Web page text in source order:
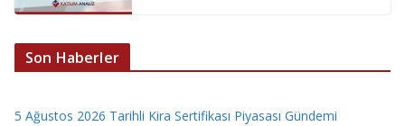
Son Haberler
5 Ağustos 2026 Tarihli Kira Sertifikası Piyasası Gündemi